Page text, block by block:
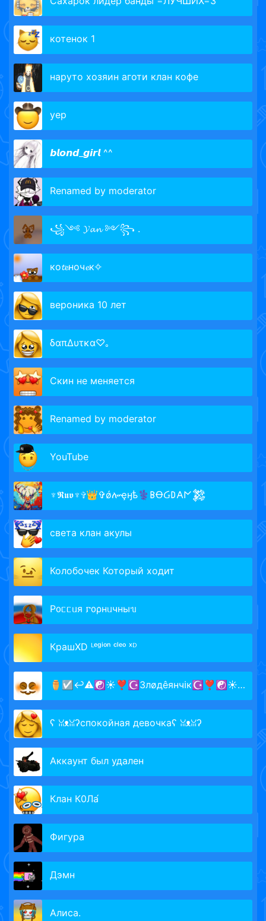
котенок 1
наруто хозяин аготи клан кофе
yep
𝙗𝙡𝙤𝙣𝙙_𝙜𝙞𝙧𝙡 ^^
Renamed by moderator
꧁༺ 𝓨𝓪𝓷 ༻꧂ .
ко𝓽𝓮ноч𝓮к✧
вероника 10 лет
δαπΔυτκα♡｡
Скин не меняется
Renamed by moderator
YouTube
♆𝕽𝖚𝖛♆✞👑✞ǿሎҿӈѣ⚕𐌁ꝊᏵ𐌃𐌀𐌍𒄆
света клан акулы
Колобочек Который ходит
Р᧐ᥴᥴᥙя 𐌲᧐ρнᥙчныᥔ
КрашXD ᴸᵉᵍⁱᵒⁿ ᶜˡᵉᵒ ˣᴰ
⚱☑↩⚠☯☀❣☪Злøдêянчℹк☪❣☯☀⚠↩☑⚱
ʕ ꈍᴥꈍʔспокойная девочкаʕ ꈍᴥꈍʔ
Аккаунт был удален
Клан К0Ла́
Фигура
Дэмн
Алиса.